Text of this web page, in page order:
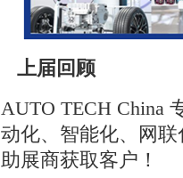
上届回顾
AUTO TECH China
动化、智能化、网
助展商获取客户！